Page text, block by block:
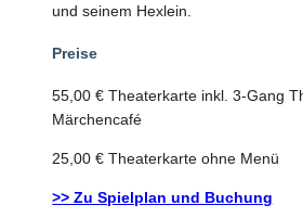
und seinem Hexlein.
Preise
55,00 € Theaterkarte inkl. 3-Gang
Märchencafé
25,00 € Theaterkarte ohne Menü
>> Zu Spielplan und Buchung